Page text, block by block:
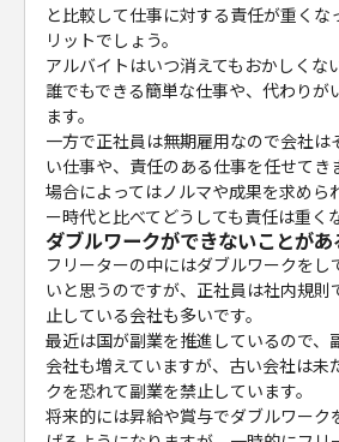
と比較して仕事に対する責任が重くな
リットでしょう。
アルバイトはいつ消えてもおかしくな
誰でもできる簡単な仕事や、代わりが
ます。
一方で正社員は無期雇用なので会社は
い仕事や、責任のある仕事を任せてき
場合によってはノルマや成果を求めら
ー時代と比べてどうしても責任は重く
ダブルワークができないことがあ
フリーターの中にはダブルワークをし
いと思うのですが、正社員は社内規則
止している会社も多いです。
最近は国が副業を推進しているので、
会社も増えていますが、古い会社は未
クを恐れて副業を禁止しています。
将来的には昇給や賞与でダブルワーク